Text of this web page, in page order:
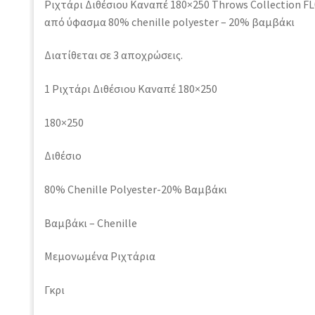
Ριχτάρι Διθέσιου Καναπέ 180×250 Throws Collection
από ύφασμα 80% chenille polyester – 20% βαμβάκι
Διατίθεται σε 3 αποχρώσεις.
1 Ριχτάρι Διθέσιου Καναπέ 180×250
180×250
Διθέσιο
80% Chenille Polyester-20% Βαμβάκι
Βαμβάκι – Chenille
Μεμονωμένα Ριχτάρια
Γκρι